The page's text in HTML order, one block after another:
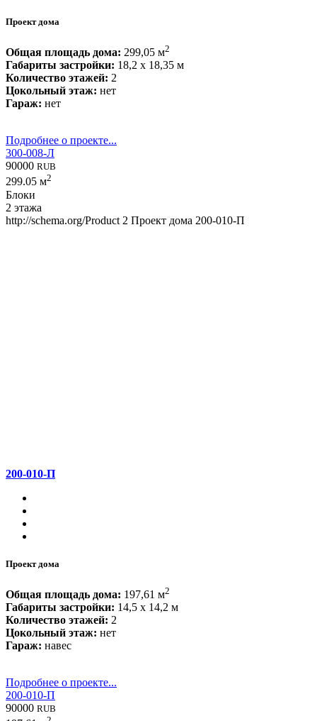
Проект дома
Общая площадь дома: 299,05 м2
Габариты застройки: 18,2 x 18,35 м
Количество этажей: 2
Цокольный этаж: нет
Гараж: нет
Подробнее о проекте...
300-008-Л
90000 RUB
299.05 м2
Блоки
2 этажа
http://schema.org/Product 2 Проект дома 200-010-П
200-010-П
Проект дома
Общая площадь дома: 197,61 м2
Габариты застройки: 14,5 x 14,2 м
Количество этажей: 2
Цокольный этаж: нет
Гараж: навес
Подробнее о проекте...
200-010-П
90000 RUB